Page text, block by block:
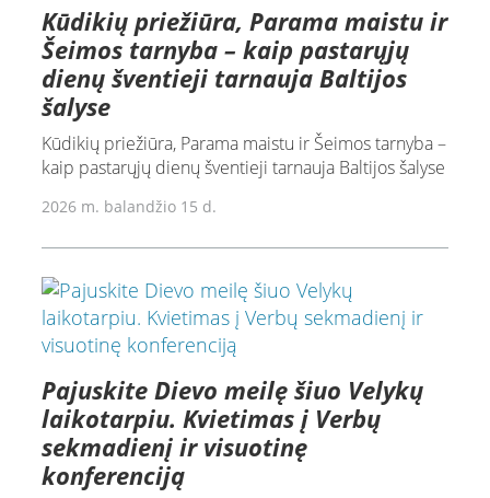
Kūdikių priežiūra, Parama maistu ir
Šeimos tarnyba – kaip pastarųjų
dienų šventieji tarnauja Baltijos
šalyse
Kūdikių priežiūra, Parama maistu ir Šeimos tarnyba –
kaip pastarųjų dienų šventieji tarnauja Baltijos šalyse
2026 m. balandžio 15 d.
Pajuskite Dievo meilę šiuo Velykų
laikotarpiu. Kvietimas į Verbų
sekmadienį ir visuotinę
konferenciją